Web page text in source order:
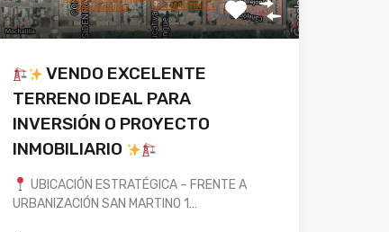
VENDO EXCELENTE
TERRENO IDEAL PARA
INVERSIÓN O PROYECTO
INMOBILIARIO
UBICACIÓN ESTRATÉGICA – FRENTE A
URBANIZACIÓN SAN MARTINO 1…